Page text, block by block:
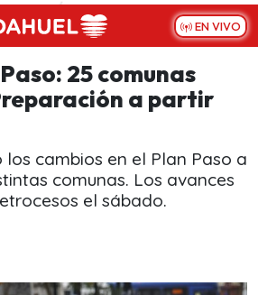
EN VIVO
25 comunas
a partir
los cambios en el Plan Paso a
comunas. Los avances
el sábado.